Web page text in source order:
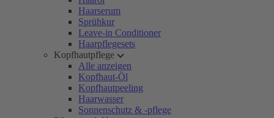
Haarserum
Sprühkur
Leave-in Conditioner
Haarpflegesets
Kopfhautpflege
Alle anzeigen
Kopfhaut-Öl
Kopfhautpeeling
Haarwasser
Sonnenschutz & -pflege